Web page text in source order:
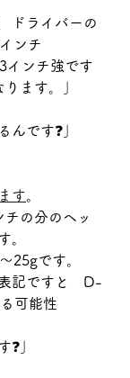
ドライバーの
ンチ
ンチ強です
ます。」
です❓」
す
の分のヘッ
。
25gです。
記ですと　D-
可能性
」